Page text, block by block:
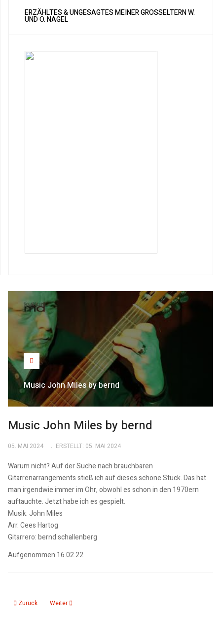
ERZÄHLTES & UNGESAGTES MEINER GROSSELTERN W. U
ND O. NAGEL
Music John Miles by bernd
Music John Miles by bernd
05. MAI 2024 ERSTELLT: 05. MAI 2024
Warum nicht? Auf der Suche nach brauchbaren
Gitarrenarrangements stieß ich auf dieses schöne Stück. Das hat
man irgendwie immer im Ohr, obwohl es schon in den 1970ern
auftauchte. Jetzt habe ich es gespielt.
Musik: John Miles
Arr. Cees Hartog
Gitarrero: bernd schallenberg
Aufgenommen 16.02.22
Vorheriger Beitrag: 07.01.25: Chamasin by bernd schallenberg
Zurück Nächster Beitrag: Dust in the Wind, Cansas
Weiter